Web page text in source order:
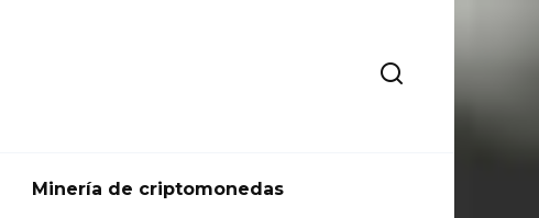
Minería de criptomonedas